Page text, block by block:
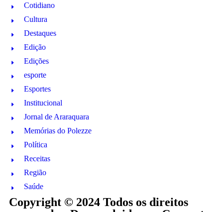
Cotidiano
Cultura
Destaques
Edição
Edições
esporte
Esportes
Institucional
Jornal de Araraquara
Memórias do Polezze
Política
Receitas
Região
Saúde
Copyright © 2024 Todos os direitos